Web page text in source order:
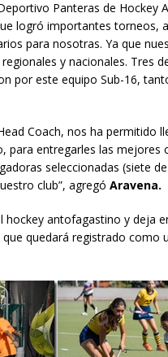
Panteras de Hockey
logró importantes torneos,
para nosotras. Ya que
y nacionales. Tres
por este equipo Sub-16,
Coach, nos ha permitido
para entregarles las mejores
seleccionadas (siete
club”, agregó Aravena.
hockey antofagastino y deja
quedará registrado como